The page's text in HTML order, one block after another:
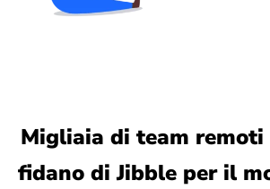
Migliaia di team remoti
fidano di Jibble per il